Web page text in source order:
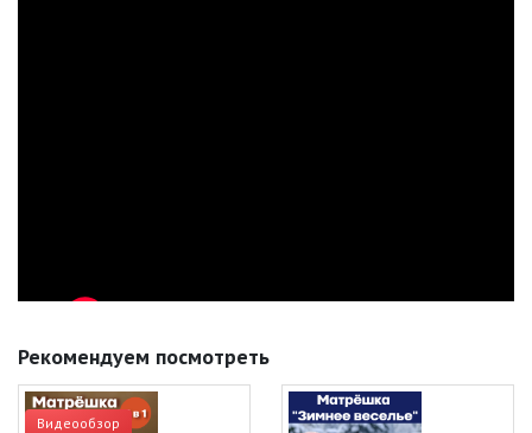
Рекомендуем посмотреть
Видеообзор